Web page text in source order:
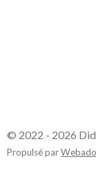
© 2022 - 2026
Propulsé par